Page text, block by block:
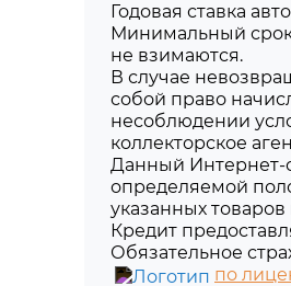
Годовая ставка
Минимальный
не взимаются.
В случае
собой право
несоблюдении
коллекторское
Данный Интернет-
определяемой
указанных
Кредит
Обязательное
по